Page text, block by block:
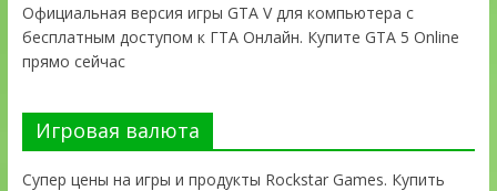
Официальная версия игры GTA V для компьютера с
бесплатным доступом к ГТА Онлайн. Купите GTA 5 Online
прямо сейчас
Игровая валюта
Супер цены на игры и продукты Rockstar Games. Купить